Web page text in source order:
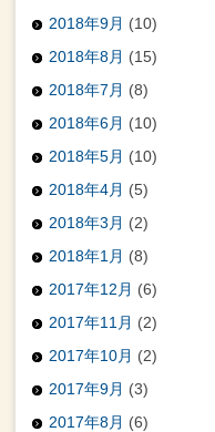
2018年9月 (10)
2018年8月 (15)
2018年7月 (8)
2018年6月 (10)
2018年5月 (10)
2018年4月 (5)
2018年3月 (2)
2018年1月 (8)
2017年12月 (6)
2017年11月 (2)
2017年10月 (2)
2017年9月 (3)
2017年8月 (6)